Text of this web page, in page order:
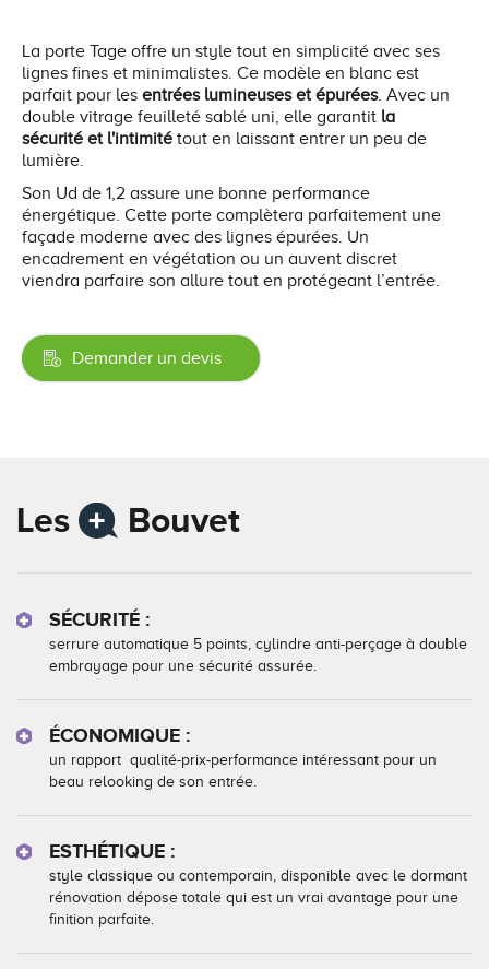
La porte Tage offre un style tout en simplicité avec ses
lignes fines et minimalistes. Ce modèle en blanc est
parfait pour les entrées lumineuses et épurées. Avec un
double vitrage feuilleté sablé uni, elle garantit la
sécurité et l'intimité tout en laissant entrer un peu de
lumière.
Son Ud de 1,2 assure une bonne performance
énergétique. Cette porte complètera parfaitement une
façade moderne avec des lignes épurées. Un
encadrement en végétation ou un auvent discret
viendra parfaire son allure tout en protégeant l’entrée.
Demander un devis
Les Bouvet
SÉCURITÉ :
serrure automatique 5 points, cylindre anti-perçage à double
embrayage pour une sécurité assurée.
ÉCONOMIQUE :
un rapport qualité-prix-performance intéressant pour un
beau relooking de son entrée.
ESTHÉTIQUE :
style classique ou contemporain, disponible avec le dormant
rénovation dépose totale qui est un vrai avantage pour une
finition parfaite.